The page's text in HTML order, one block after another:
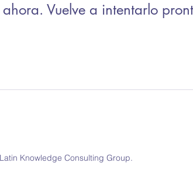
Vuelve a intentarlo
Knowledge Consulting Group.